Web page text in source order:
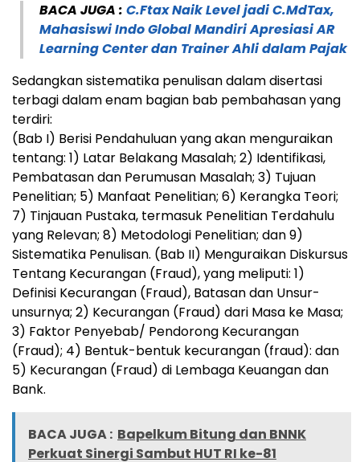
BACA JUGA : C.Ftax Naik Level jadi C.MdTax,
Mahasiswi Indo Global Mandiri Apresiasi AR
Learning Center dan Trainer Ahli dalam Pajak
Sedangkan sistematika penulisan dalam disertasi
terbagi dalam enam bagian bab pembahasan yang
terdiri:
(Bab I) Berisi Pendahuluan yang akan menguraikan
tentang: 1) Latar Belakang Masalah; 2) Identifikasi,
Pembatasan dan Perumusan Masalah; 3) Tujuan
Penelitian; 5) Manfaat Penelitian; 6) Kerangka Teori;
7) Tinjauan Pustaka, termasuk Penelitian Terdahulu
yang Relevan; 8) Metodologi Penelitian; dan 9)
Sistematika Penulisan. (Bab II) Menguraikan Diskursus
Tentang Kecurangan (Fraud), yang meliputi: 1)
Definisi Kecurangan (Fraud), Batasan dan Unsur-
unsurnya; 2) Kecurangan (Fraud) dari Masa ke Masa;
3) Faktor Penyebab/ Pendorong Kecurangan
(Fraud); 4) Bentuk-bentuk kecurangan (fraud): dan
5) Kecurangan (Fraud) di Lembaga Keuangan dan
Bank.
BACA JUGA : Bapelkum Bitung dan BNNK
Perkuat Sinergi Sambut HUT RI ke-81